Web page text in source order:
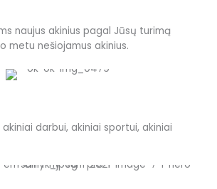
naujus akinius pagal Jūsų turimą
metu nešiojamus akinius.
darbui, akiniai sportui, akiniai